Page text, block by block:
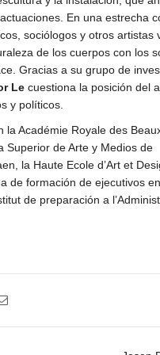
En una estrecha
sociólogos y otros artistas
de los cuerpos con los
Gracias a su grupo de
Le cuestiona la posición del
y políticos.
la Académie Royale des
Superior de Arte y Medios de
la Haute Ecole d’Art et
de formación de ejecutivos
de preparación a